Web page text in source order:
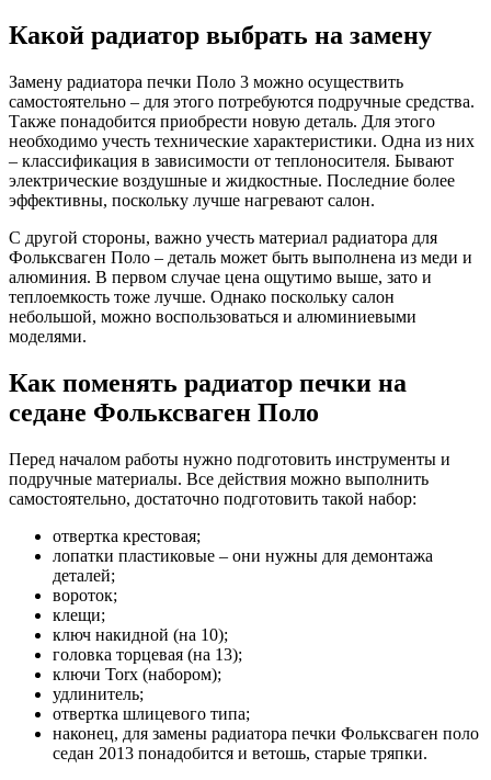
Какой радиатор выбрать на замену
Замену радиатора печки Поло 3 можно осуществить
самостоятельно – для этого потребуются подручные средства.
Также понадобится приобрести новую деталь. Для этого
необходимо учесть технические характеристики. Одна из них
– классификация в зависимости от теплоносителя. Бывают
электрические воздушные и жидкостные. Последние более
эффективны, поскольку лучше нагревают салон.
С другой стороны, важно учесть материал радиатора для
Фольксваген Поло – деталь может быть выполнена из меди и
алюминия. В первом случае цена ощутимо выше, зато и
теплоемкость тоже лучше. Однако поскольку салон
небольшой, можно воспользоваться и алюминиевыми
моделями.
Как поменять радиатор печки на
седане Фольксваген Поло
Перед началом работы нужно подготовить инструменты и
подручные материалы. Все действия можно выполнить
самостоятельно, достаточно подготовить такой набор:
отвертка крестовая;
лопатки пластиковые – они нужны для демонтажа
деталей;
вороток;
клещи;
ключ накидной (на 10);
головка торцевая (на 13);
ключи Torx (набором);
удлинитель;
отвертка шлицевого типа;
наконец, для замены радиатора печки Фольксваген поло
седан 2013 понадобится и ветошь, старые тряпки.